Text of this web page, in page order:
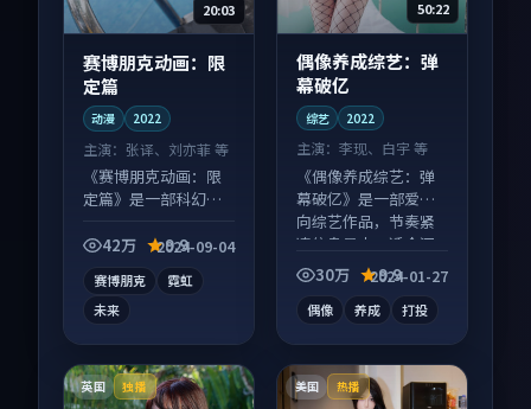
20:03
赛博朋克动画：限
定篇
动漫 2022
主演： 张译、刘亦菲 等
《赛博朋克动画：限
定篇》是一部科幻向
发酵，适合周末一口
42万 9.9
2024-09-04
赛博朋克
霓虹
未来
50:22
偶像养成综艺：弹
幕破亿
综艺 2022
主演：李现、白宇 等
《偶像养成综艺：弹
幕破亿》是一部爱情
向综艺作品，节奏紧
凑信息量大，适合沉
浸式追看。
30万 9.9
2024-01-27
偶像 养成 打投
英国 独播 美国 热播